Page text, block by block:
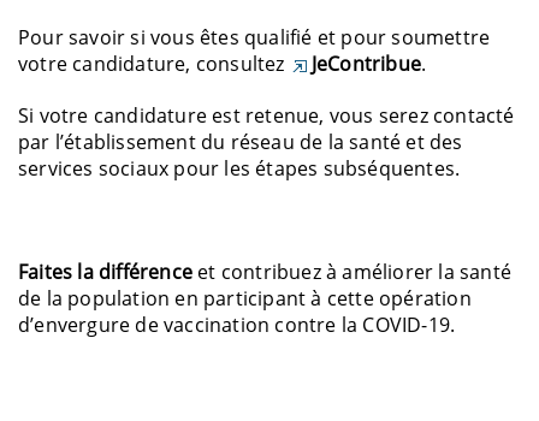
Pour savoir si vous êtes qualifié et pour soumettre
votre candidature, consultez
JeContribue.
Si votre candidature est retenue, vous serez contacté
par l’établissement du réseau de la santé et des
services sociaux pour les étapes subséquentes.
Faites la différence et contribuez à améliorer la santé
de la population en participant à cette opération
d’envergure de vaccination contre la COVID-19.